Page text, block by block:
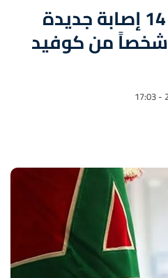
المغرب .. تسجيل 14 إصابة جديدة
مقابل تعافي 15 شخصاً من كوفيد